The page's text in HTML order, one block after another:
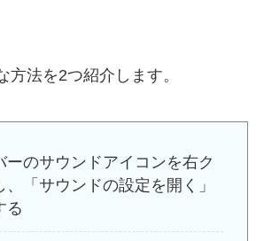
方法を2つ紹介します。
ーのサウンドアイコンを右ク
、「サウンドの設定を開く」
る